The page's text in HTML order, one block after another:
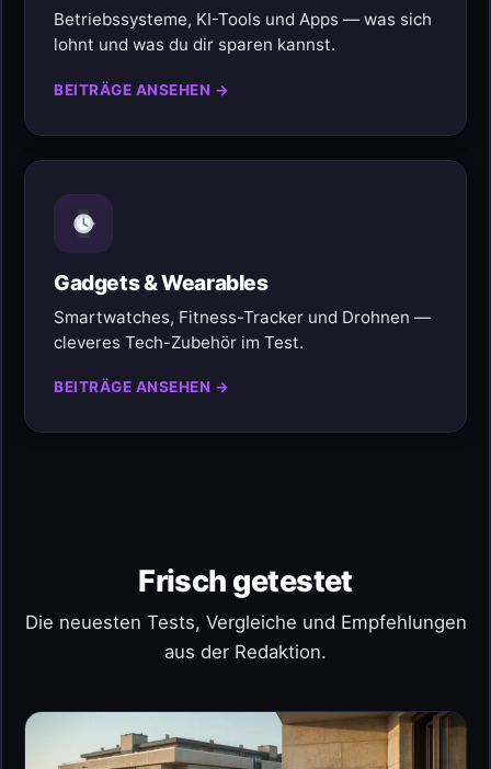
Betriebssysteme, KI-Tools und Apps — was sich
lohnt und was du dir sparen kannst.
BEITRÄGE ANSEHEN →
Gadgets & Wearables
Smartwatches, Fitness-Tracker und Drohnen —
cleveres Tech-Zubehör im Test.
BEITRÄGE ANSEHEN →
Frisch getestet
Die neuesten Tests, Vergleiche und Empfehlungen
aus der Redaktion.